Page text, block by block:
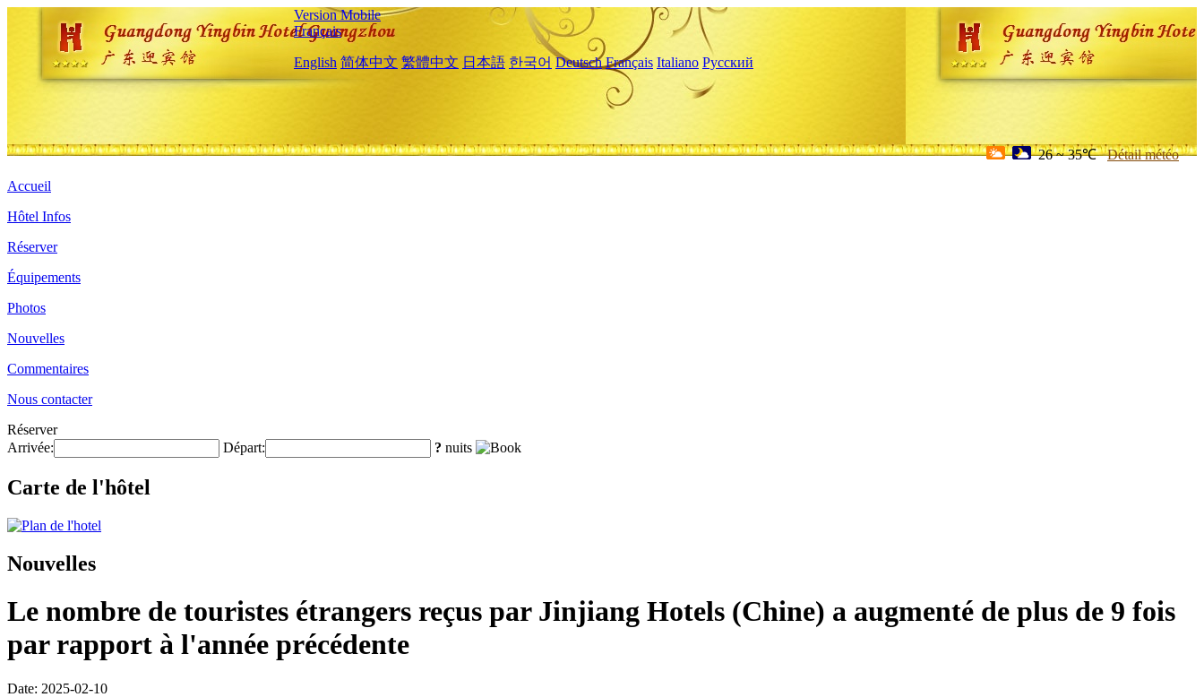
Version Mobile
Français
English 简体中文 繁體中文 日本語 한국어 Deutsch Français Italiano Русский
26 ~ 35℃ Détail météo
Accueil
Hôtel Infos
Réserver
Équipements
Photos
Nouvelles
Commentaires
Nous contacter
Réserver
Arrivée:
Départ: ? nuits
Carte de l'hôtel
Nouvelles
Le nombre de touristes étrangers reçus par Jinjiang Hotels (Chine) a augmenté de plus de 9 fois
par rapport à l'année précédente
Date: 2025-02-10